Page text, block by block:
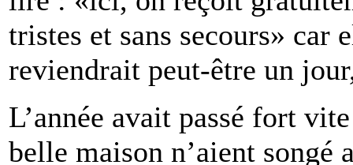
tristes et sans secours» car
reviendrait peut-être un
L’année avait passé fort
belle maison n’aient songé